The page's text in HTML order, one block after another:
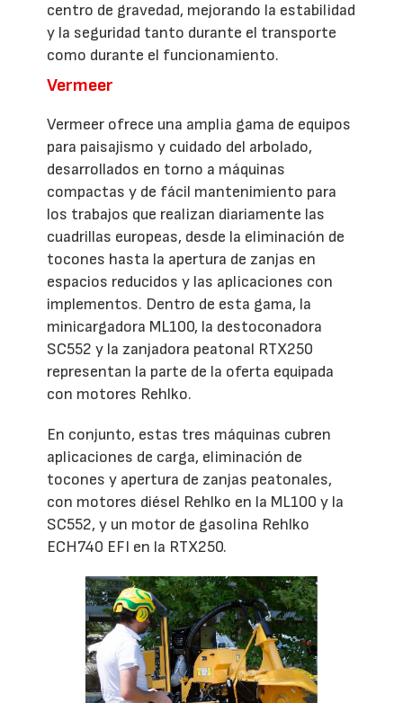
centro de gravedad, mejorando la estabilidad
y la seguridad tanto durante el transporte
como durante el funcionamiento.
Vermeer
Vermeer ofrece una amplia gama de equipos
para paisajismo y cuidado del arbolado,
desarrollados en torno a máquinas
compactas y de fácil mantenimiento para
los trabajos que realizan diariamente las
cuadrillas europeas, desde la eliminación de
tocones hasta la apertura de zanjas en
espacios reducidos y las aplicaciones con
implementos. Dentro de esta gama, la
minicargadora ML100, la destoconadora
SC552 y la zanjadora peatonal RTX250
representan la parte de la oferta equipada
con motores Rehlko.
En conjunto, estas tres máquinas cubren
aplicaciones de carga, eliminación de
tocones y apertura de zanjas peatonales,
con motores diésel Rehlko en la ML100 y la
SC552, y un motor de gasolina Rehlko
ECH740 EFI en la RTX250.